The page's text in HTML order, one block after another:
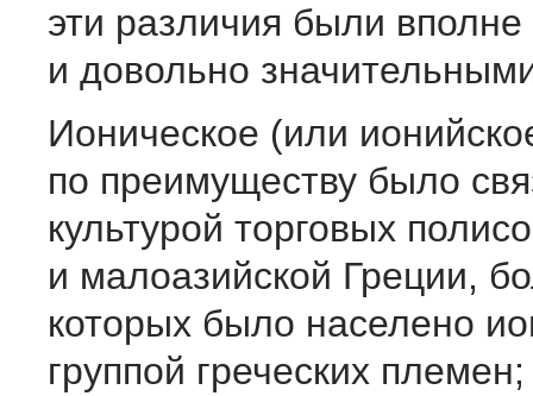
эти различия были
и довольно
Ионическое (или
по преимуществу было
культурой торговых
и малоазийской Греции,
которых было населено
группой греческих